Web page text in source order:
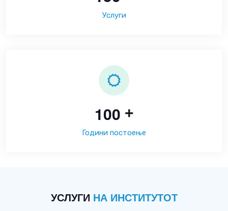
Услуги
100 +
Години постоење
УСЛУГИ НА ИНСТИТУТОТ